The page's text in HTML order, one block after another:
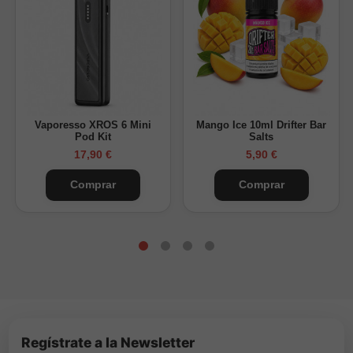
Vaporesso XROS 6 Mini
Pod Kit
17,90 €
Comprar
Mango Ice 10ml Drifter Bar
Salts
5,90 €
Comprar
Regístrate a la Newsletter